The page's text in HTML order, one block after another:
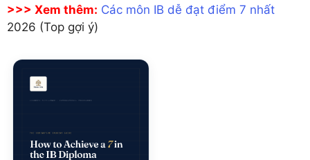
>>> Xem thêm: Các môn IB dễ đạt điểm 7 nhất
2026 (Top gợi ý)